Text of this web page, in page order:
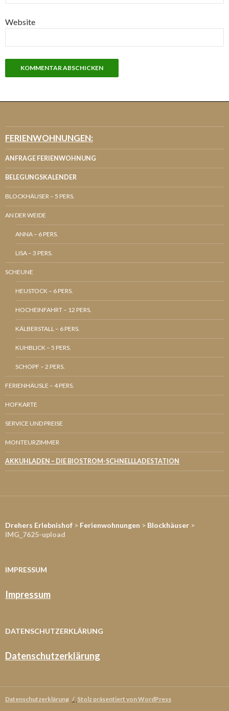
Website
FERIENWOHNUNGEN:
ANFRAGE FERIENWOHNUNG
BELEGUNGSKALENDER
BLOCKHÄUSER – 5 PERS.
AN DER WEIDE
ANNA – 6 PERS.
LISA – 3 PERS.
SCHEUNE
HEUSTOCK – 6 PERS.
HOCHEINFAHRT – 12 PERS.
KÄLBERSTALL – 6 PERS.
KUHBLICK – 5 PERS.
SCHOPF – 2 PERS.
FERIENHÄUSLE – 4 PERS.
HOFKARTE
SERVICE UND PREISE
MONTEURZIMMER
AKKUHLADEN – DIE BIOSTROM-SCHNELLLADESTATION
Drehers Erlebnishof > Ferienwohnungen > Blockhäuser >
IMG_7625-upload
IMPRESSUM
Impressum
DATENSCHUTZERKLÄRUNG
Datenschutzerklärung
Datenschutzerklärung Stolz präsentiert von WordPress